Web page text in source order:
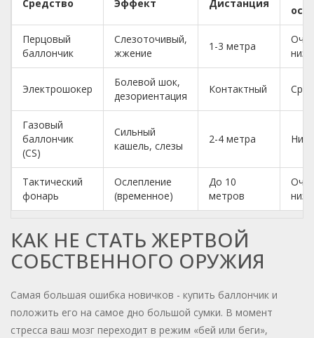
Средство Эффект Дистанция
Перцовый
баллончик
Слезоточивый,
жжение
1-3 метра
Электрошокер
Болевой шок,
дезориентация
Контактный
Газовый
баллончик
(CS)
Сильный
кашель, слезы
2-4 метра
Тактический
фонарь
Ослепление
(временное)
До 10
метров
КАК НЕ СТАТЬ ЖЕРТВОЙ
СОБСТВЕННОГО ОРУЖИЯ
Самая большая ошибка новичков - купить баллончик и
положить его на самое дно большой сумки. В момент
стресса ваш мозг переходит в режим «бей или беги»,